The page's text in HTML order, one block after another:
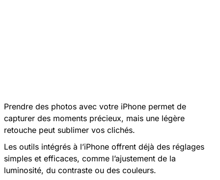
Prendre des photos avec votre iPhone permet de
capturer des moments précieux, mais une légère
retouche peut sublimer vos clichés.
Les outils intégrés à l’iPhone offrent déjà des réglages
simples et efficaces, comme l’ajustement de la
luminosité, du contraste ou des couleurs.